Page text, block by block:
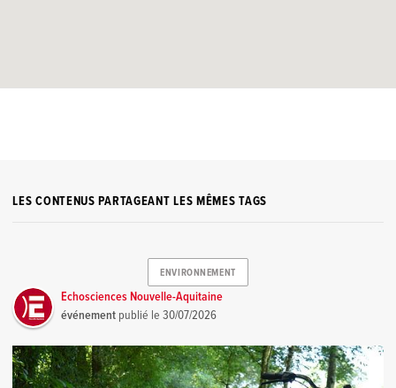
LES CONTENUS PARTAGEANT LES MÊMES TAGS
ENVIRONNEMENT
Echosciences Nouvelle-Aquitaine
événement publié le30/07/2026